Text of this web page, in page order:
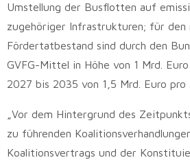
Umstellung der Busflotten auf
zugehöriger Infrastrukturen; für den
Fördertatbestand sind durch den
GVFG-Mittel in Höhe von 1 Mrd.
2027 bis 2035 von 1,5 Mrd. Euro pro
„Vor dem Hintergrund des
zu führenden
Koalitionsvertrags und der